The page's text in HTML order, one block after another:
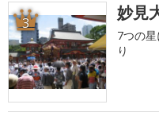
3 妙見
7つの
り